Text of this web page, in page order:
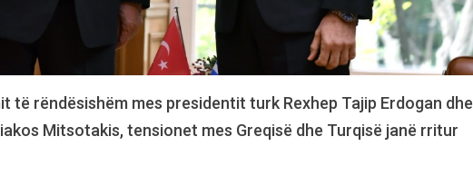
të rëndësishëm mes presidentit turk Rexhep Tajip Erdogan dhe
Mitsotakis, tensionet mes Greqisë dhe Turqisë janë rritur